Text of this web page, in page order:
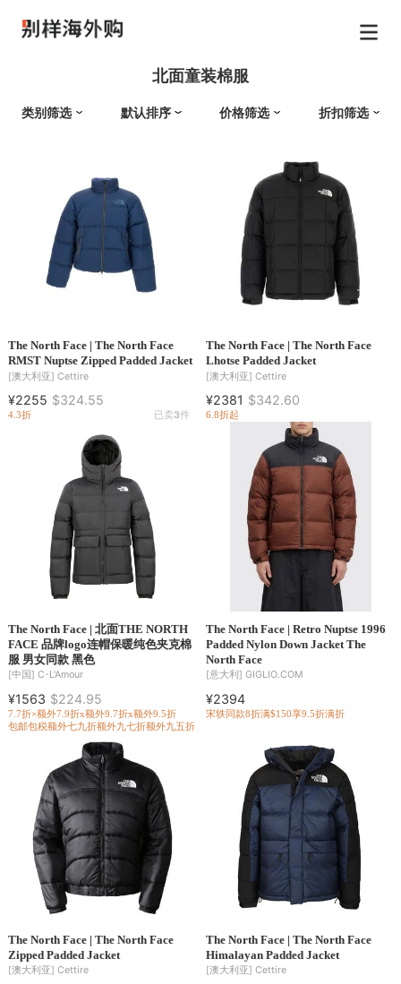
北面童装棉服
类别筛选 默认排序 价格筛选 折扣筛选
The North Face | The North Face
RMST Nuptse Zipped Padded Jacket
[澳大利亚] Cettire
¥2255 $324.55
4.3折 已卖3件
The North Face | The North Face
Lhotse Padded Jacket
[澳大利亚] Cettire
¥2381 $342.60
6.8折起
The North Face | 北面THE NORTH
FACE 品牌logo连帽保暖纯色夹克棉
服 男女同款 黑色
[中国] C-L'Amour
¥1563 $224.95
7.7折×额外7.9折x额外9.7折x额外9.5折
包邮包税额外七九折额外九七折额外九五折
The North Face | Retro Nuptse 1996
Padded Nylon Down Jacket The
North Face
[意大利] GIGLIO.COM
¥2394
宋轶同款8折满$150享9.5折满折
The North Face | The North Face
Zipped Padded Jacket
[澳大利亚] Cettire
The North Face | The North Face
Himalayan Padded Jacket
[澳大利亚] Cettire